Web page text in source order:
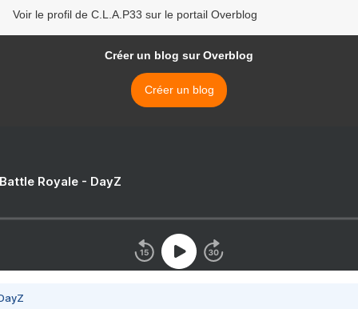
Voir le profil de C.L.A.P33 sur le portail Overblog
Créer un blog sur Overblog
Créer un blog
Royale - DayZ